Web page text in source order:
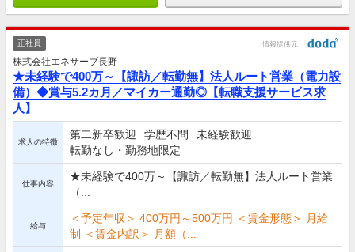
正社員 情報提供元
株式会社エネサーブ長野
★未経験で400万～【諏訪／転勤無】法人ルート営業（電力設
備）◆賞与5.2カ月／マイカー通勤◎【転職支援サービス求
人】
求人の特徴
第二新卒歓迎 学歴不問
未経験歓迎
転勤なし・勤務地限定
仕事内容
★未経験で400万～【諏訪／転勤無】法人ルート営業
（...
給与
＜予定年収＞ 400万円～500万円 ＜賃金形態＞ 月給
制 ＜賃金内訳＞ 月額（...